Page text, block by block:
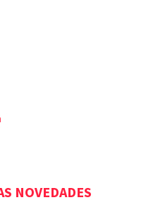
NOVEDADES